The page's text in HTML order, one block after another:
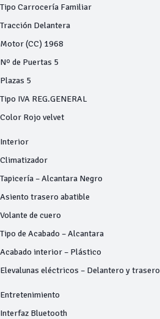
Tipo Carrocería Familiar
Tracción Delantera
Motor (CC) 1968
Nº de Puertas 5
Plazas 5
Tipo IVA REG.GENERAL
Color Rojo velvet
Interior
Climatizador
Tapicería – Alcantara Negro
Asiento trasero abatible
Volante de cuero
Tipo de Acabado – Alcantara
Acabado interior – Plástico
Elevalunas eléctricos – Delantero y trasero
Entretenimiento
Interfaz Bluetooth